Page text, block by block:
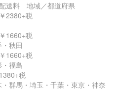
送料 地域／都道府県
2380+税
1660+税
秋田
1660+税
福島
税
群馬・埼玉・千葉・東京・神奈